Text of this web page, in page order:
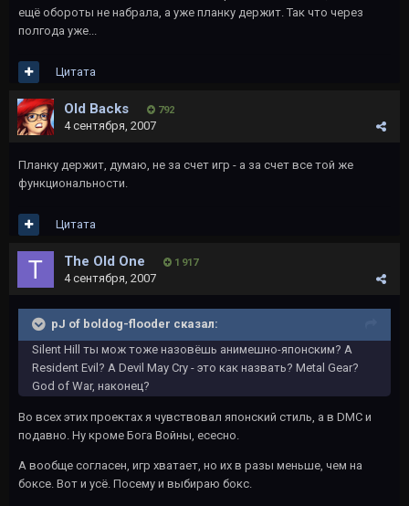
ещё обороты не набрала, а уже планку держит. Так что через
полгода уже...
Цитата
Old Backs 792
4 сентября, 2007
Планку держит, думаю, не за счет игр - а за счет все той же
функциональности.
Цитата
The Old One 1 917
4 сентября, 2007
pJ of boldog-flooder сказал:
Silent Hill ты мож тоже назовёшь анимешно-японским? А
Resident Evil? А Devil May Cry - это как назвать? Metal Gear?
God of War, наконец?
Во всех этих проектах я чувствовал японский стиль, а в DMC и
подавно. Ну кроме Бога Войны, есесно.
А вообще согласен, игр хватает, но их в разы меньше, чем на
боксе. Вот и усё. Посему и выбираю бокс.